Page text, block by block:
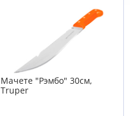
Мачете "Рэмбо" 30см,
Truper